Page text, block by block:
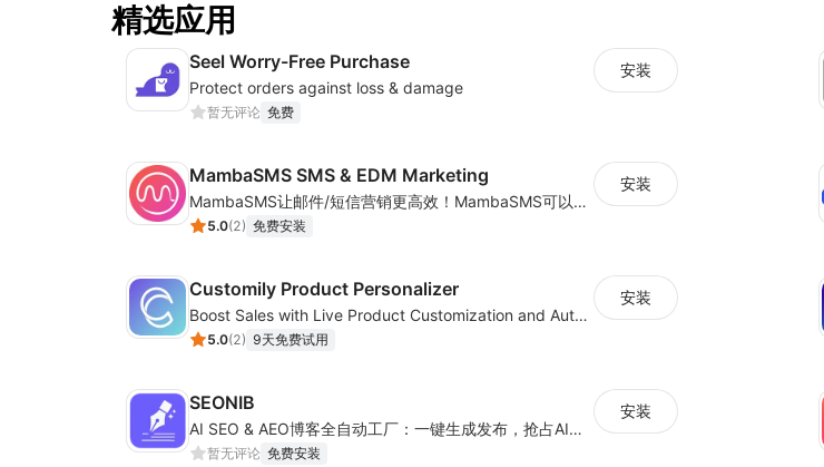
精选应用
Seel Worry-Free Purchase
Protect orders against loss & damage
暂无评论 免费
安装
MambaSMS SMS & EDM Marketing
MambaSMS让邮件/短信营销更高效！MambaSMS可以帮助商家通过邮件和短信即时联系客户。并通过自动化流程，提高弃单挽回效率。
5.0(2) 免费安装
安装
Customily Product Personalizer
Boost Sales with Live Product Customization and Automatic Fulfillment
5.0(2) 9天免费试用
安装
SEONIB
AI SEO & AEO博客全自动工厂：一键生成发布，抢占AI搜索红利
暂无评论 免费安装
安装